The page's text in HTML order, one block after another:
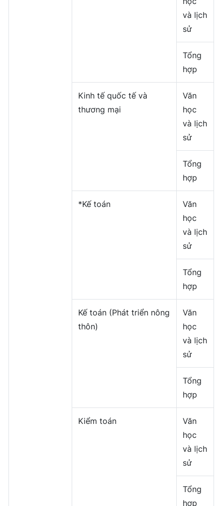
và lịch
sử
Tổng
hợp
Kinh tế quốc tế và
thương mại
Văn
học
và lịch
sử
Tổng
hợp
*Kế toán
Văn
học
và lịch
sử
Tổng
hợp
Kế toán (Phát triển nông
thôn)
Văn
học
và lịch
sử
Tổng
hợp
Kiểm toán
Văn
học
và lịch
sử
Tổng
hợp